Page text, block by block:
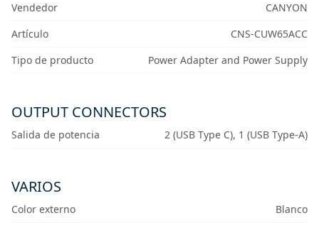
Vendedor
CANYON
Artículo
CNS-CUW65ACC
Tipo de producto
Power Adapter and Power Supply
OUTPUT CONNECTORS
Salida de potencia 2 (USB Type C), 1 (USB Type-A)
VARIOS
Color externo Blanco